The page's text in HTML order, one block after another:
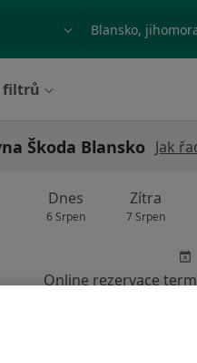
filtrů
Škoda Blansko Jak
Dnes
6 Srpen
Zítra
7 Srpen
Online rezervace